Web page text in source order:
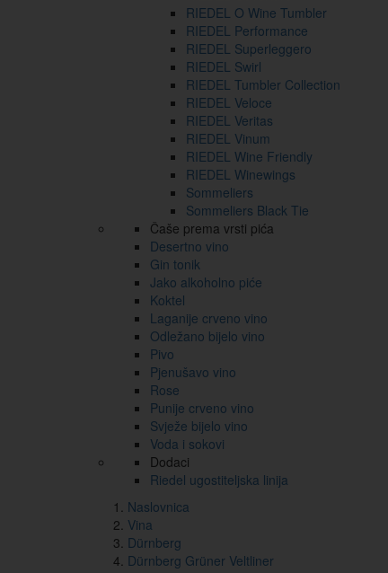
RIEDEL O Wine Tumbler
RIEDEL Performance
RIEDEL Superleggero
RIEDEL Swirl
RIEDEL Tumbler Collection
RIEDEL Veloce
RIEDEL Veritas
RIEDEL Vinum
RIEDEL Wine Friendly
RIEDEL Winewings
Sommeliers
Sommeliers Black Tie
Čaše prema vrsti pića
Desertno vino
Gin tonik
Jako alkoholno piće
Koktel
Laganije crveno vino
Odležano bijelo vino
Pivo
Pjenušavo vino
Rose
Punije crveno vino
Svježe bijelo vino
Voda i sokovi
Dodaci
Riedel ugostiteljska linija
Naslovnica
Vina
Dürnberg
Dürnberg Grüner Veltliner